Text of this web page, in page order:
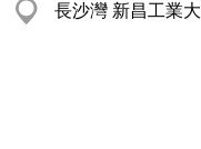
長沙灣 新昌工業